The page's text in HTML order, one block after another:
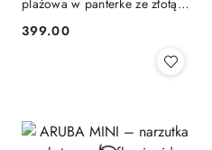
Cena:
399.00